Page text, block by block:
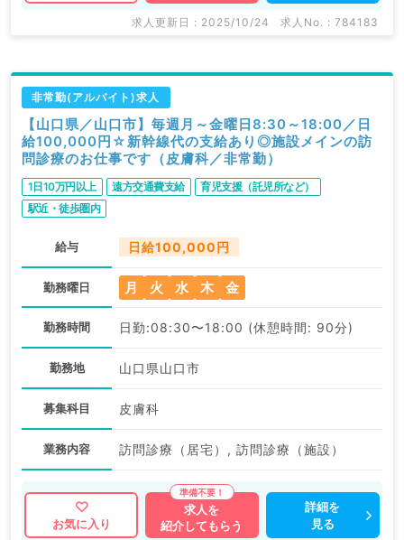
求人更新日 : 2025/10/24 求人No. : 784183
非常勤(アルバイト)求人
【山口県／山口市】毎週月～金曜日8:30～18:00／日
給100,000円☆新幹線代の支給あり◎施設メインの訪
問診療のお仕事です（皮膚科／非常勤）
1日10万円以上 遠方交通費支給
育児支援（託児所など）
駅近・徒歩圏内
給与 日給100,000円
勤務曜日 月 火 水 木 金
勤務時間 日勤:08:30〜18:00 (休憩時間: 90分)
勤務地 山口県山口市
募集科目 皮膚科
業務内容 訪問診療（居宅）, 訪問診療（施設）
お気に入り
求人を
紹介してもらう
詳細を
見る